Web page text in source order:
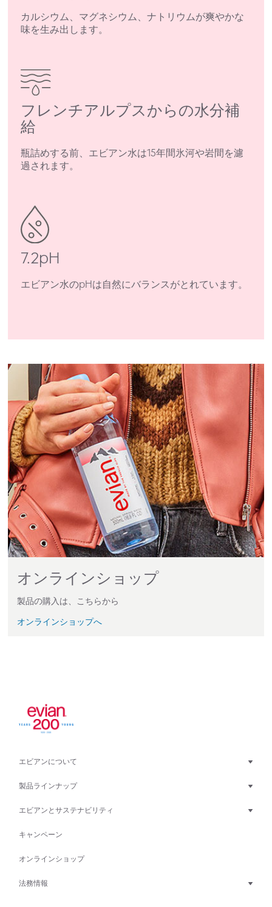
カルシウム、マグネシウム、ナトリウムが爽やかな
味を生み出します。
フレンチアルプスからの水分補
給
瓶詰めする前、エビアン水は15年間氷河や岩間を濾
過されます。
7.2pH
エビアン水のpHは自然にバランスがとれています。
オンラインショップ
製品の購入は、こちらから
オンラインショップへ
エビアンについて
製品ラインナップ
エビアンとサステナビリティ
キャンペーン
オンラインショップ
法務情報